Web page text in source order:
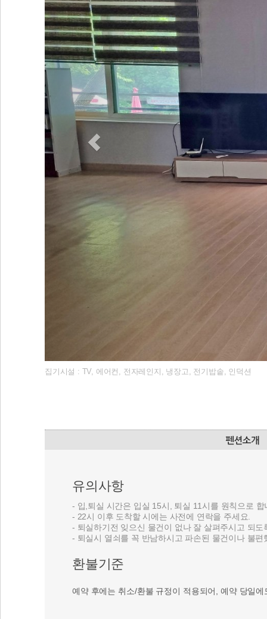
집기시설 : TV, 에어컨, 전자레인지, 냉장고, 전기밥솥, 인덕션
유의사항
- 입,퇴실 시간은 입실 15시, 퇴실 11시를 원칙으로 합
- 22시 이후 도착할 시에는 사전에 연락을 주세요.
- 퇴실하기전 잊으신 물건이 없나 잘 살펴주시고 되
- 퇴실시 열쇠를 꼭 반남하시고 파손된 물건이나 불
환불기준
예약 후에는 취소/환불 규정이 적용되어, 예약 당일